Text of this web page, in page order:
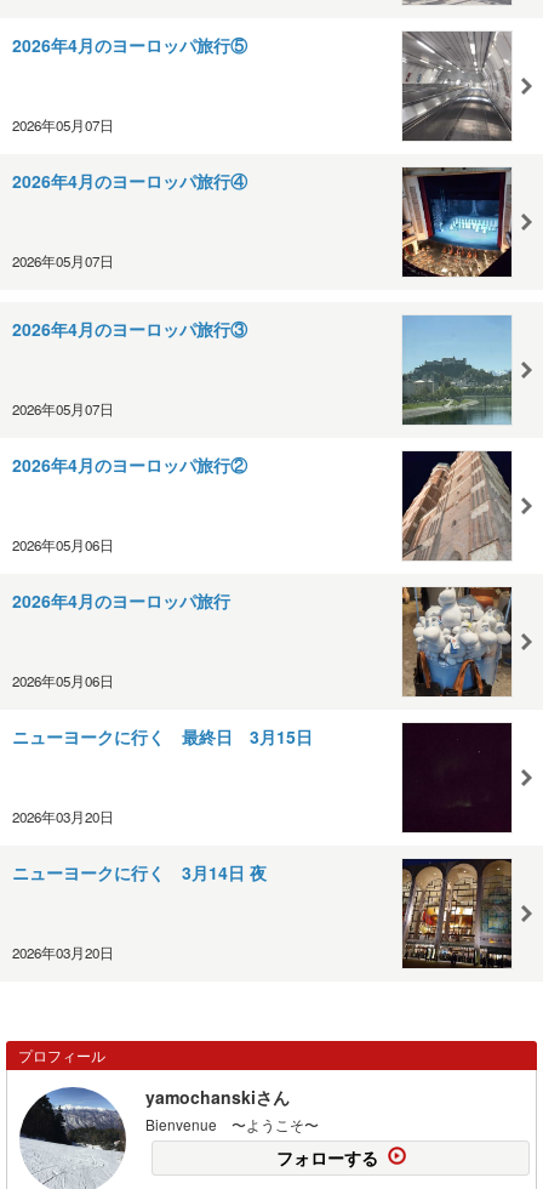
2026年4月のヨーロッパ旅行⑤
2026年05月07日
2026年4月のヨーロッパ旅行④
2026年05月07日
2026年4月のヨーロッパ旅行③
2026年05月07日
2026年4月のヨーロッパ旅行②
2026年05月06日
2026年4月のヨーロッパ旅行
2026年05月06日
ニューヨークに行く 最終日 3月15日
2026年03月20日
ニューヨークに行く 3月14日 夜
2026年03月20日
プロフィール
yamochanskiさん
Bienvenue 〜ようこそ〜
フォローする